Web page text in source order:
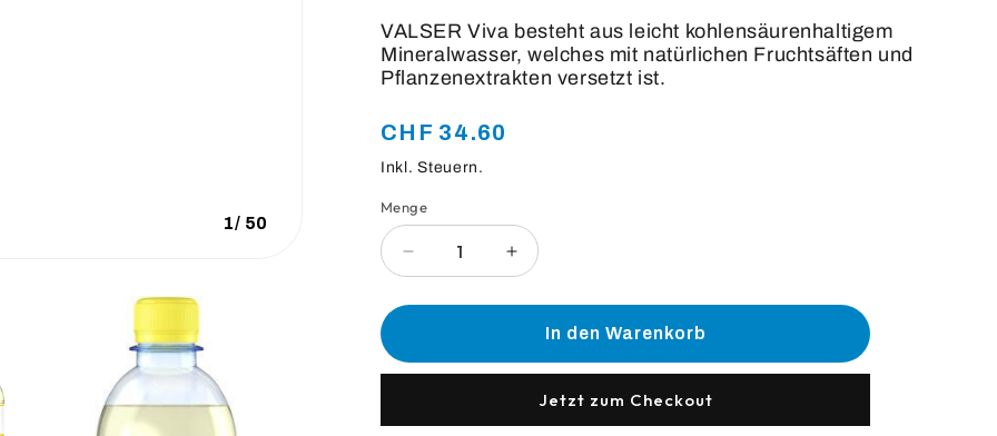
1/ 50
VALSER Viva besteht aus leicht kohlensäurenhaltigem
Mineralwasser, welches mit natürlichen Fruchtsäften und
Pflanzenextrakten versetzt ist.
Normaler
Preis
CHF 34.60
Inkl. Steuern.
Anzahl
Menge
Verringere
die
Menge
Viva
+
Erhöhe
die
Menge
Viva
Zitrone
+
In den Warenkorb
Jetzt zum Checkout